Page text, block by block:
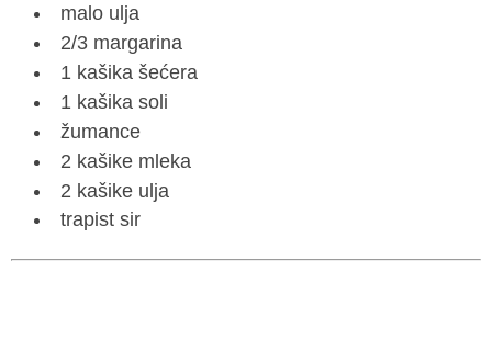
malo ulja
2/3 margarina
1 kašika šećera
1 kašika soli
žumance
2 kašike mleka
2 kašike ulja
trapist sir